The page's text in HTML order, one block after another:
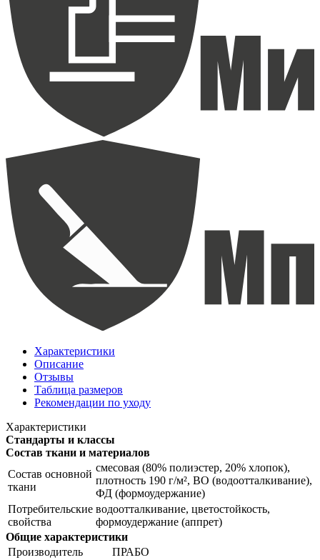
Характеристики
Описание
Отзывы
Таблица размеров
Рекомендации по уходу
Характеристики
Стандарты и классы
Состав ткани и материалов
Состав основной
ткани
смесовая (80% полиэстер, 20% хлопок),
плотность 190 г/м², ВО (водоотталкивание),
ФД (формоудержание)
Потребительские
свойства
водоотталкивание, цветостойкость,
формоудержание (аппрет)
Общие характеристики
Производитель
ПРАБО